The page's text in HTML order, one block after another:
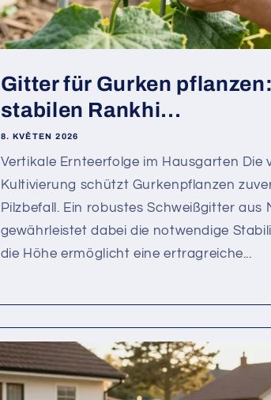
Gitter für Gurken
stabilen Rankhi...
8. KVĚTEN 2026
Vertikale Ernteerfolge im Hausgarten Die
Kultivierung schützt Gurkenpflanzen
Pilzbefall. Ein robustes Schweißgitter aus
gewährleistet dabei die notwendige
die Höhe ermöglicht eine ertragreiche...